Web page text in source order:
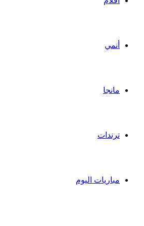
أنمي
مانجا
ترندات
مباريات اليوم